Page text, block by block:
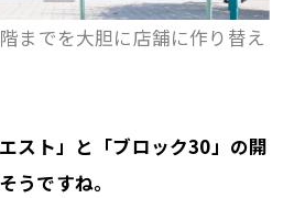
までを大胆に店舗に作り替え
エスト」と「ブロック30」の開
うですね。